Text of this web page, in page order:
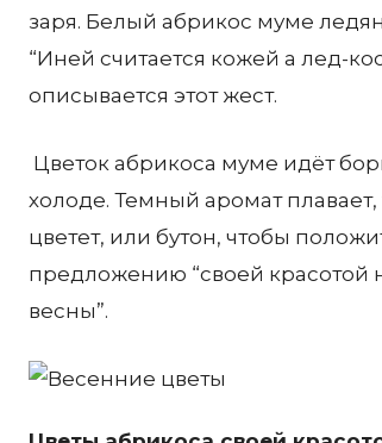
заря. Белый абрикос муме
“Иней считается кожей а лед-
описывается этот жест.
Цветок абрикоса муме идёт
холоде. Темный аромат
цветет, или бутон, чтобы
предложению “своей красотой
весны”.